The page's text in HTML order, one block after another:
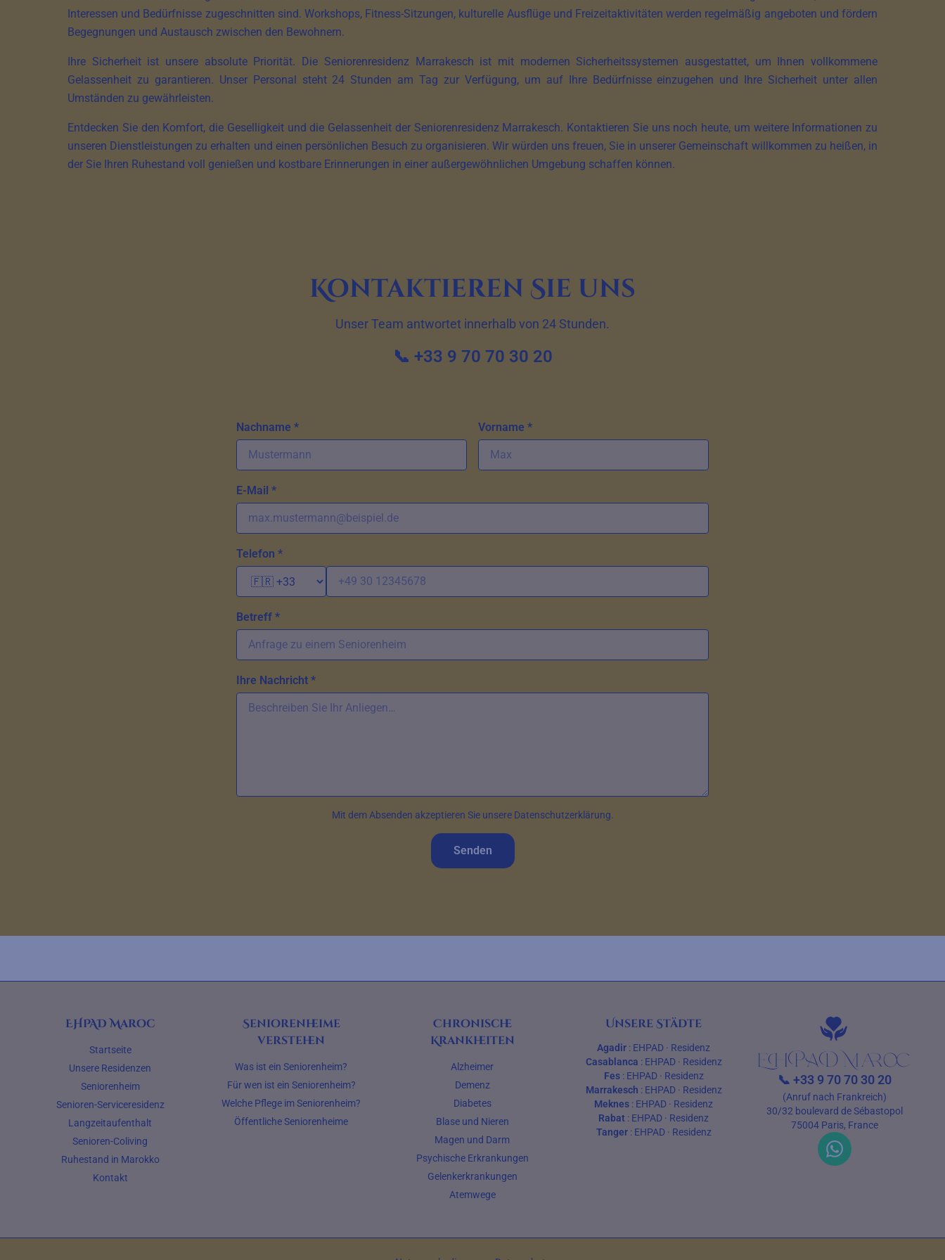
Interessen und Bedürfnisse zugeschnitten sind. Workshops, Fitness-Sitzungen, kulturelle Ausflüge und Freizeitaktivitäten werden regelmäßig angeboten und fördern
Begegnungen und Austausch zwischen den Bewohnern.
Ihre Sicherheit ist unsere absolute Priorität. Die Seniorenresidenz Marrakesch ist mit modernen Sicherheitssystemen ausgestattet, um Ihnen vollkommene
Gelassenheit zu garantieren. Unser Personal steht 24 Stunden am Tag zur Verfügung, um auf Ihre Bedürfnisse einzugehen und Ihre Sicherheit unter allen
Umständen zu gewährleisten.
Entdecken Sie den Komfort, die Geselligkeit und die Gelassenheit der Seniorenresidenz Marrakesch. Kontaktieren Sie uns noch heute, um weitere Informationen zu
unseren Dienstleistungen zu erhalten und einen persönlichen Besuch zu organisieren. Wir würden uns freuen, Sie in unserer Gemeinschaft willkommen zu heißen, in
der Sie Ihren Ruhestand voll genießen und kostbare Erinnerungen in einer außergewöhnlichen Umgebung schaffen können.
Kontaktieren Sie uns
Unser Team antwortet innerhalb von 24 Stunden.
📞 +33 9 70 70 30 20
Nachname * Vorname *
E-Mail *
Telefon *
Betreff *
Ihre Nachricht *
Mit dem Absenden akzeptieren Sie unsere Datenschutzerklärung.
Senden
EHPAD Maroc
Startseite
Unsere Residenzen
Seniorenheim
Senioren-Serviceresidenz
Langzeitaufenthalt
Senioren-Coliving
Ruhestand in Marokko
Kontakt
Seniorenheime
verstehen
Was ist ein Seniorenheim?
Für wen ist ein Seniorenheim?
Welche Pflege im Seniorenheim?
Öffentliche Seniorenheime
Chronische
Krankheiten
Alzheimer
Demenz
Diabetes
Blase und Nieren
Magen und Darm
Psychische Erkrankungen
Gelenkerkrankungen
Atemwege
Unsere Städte
Agadir : EHPAD · Residenz
Casablanca : EHPAD· Residenz
Fes: EHPAD· Residenz
Marrakesch : EHPAD· Residenz
Meknes : EHPAD · Residenz
Rabat : EHPAD · Residenz
Tanger: EHPAD· Residenz
📞+33 9 70 70 30 20
(Anruf nach Frankreich)
30/32 boulevard de Sébastopol
75004 Paris, France